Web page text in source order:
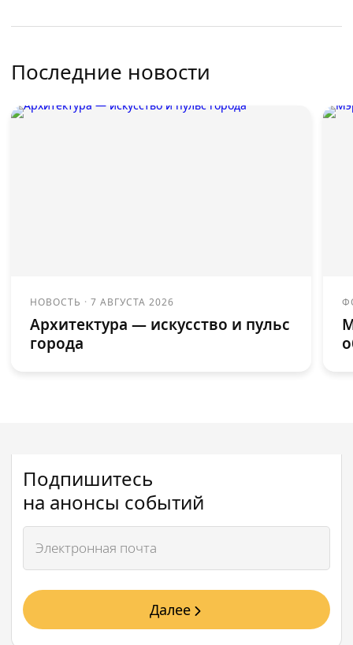
Последние новости
НОВОСТЬ ·7 АВГУСТА 2026
Архитектура — искусство и пульс
города
Подпишитесь
на анонсы событий
Далее